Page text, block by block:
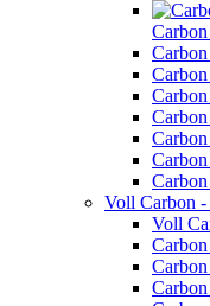
Voll Carbon
Voll